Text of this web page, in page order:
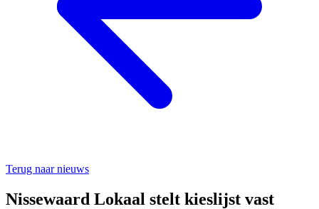
Terug naar nieuws
Nissewaard Lokaal stelt kieslijst vast